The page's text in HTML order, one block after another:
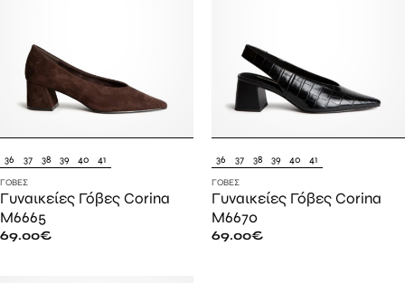
36 37 38 39 40 41
ΓΌΒΕΣ
Γυναικείες Γόβες Corina
M6665
69.00€
36 37 38 39 40 41
ΓΌΒΕΣ
Γυναικείες Γόβες Corina
M6670
69.00€